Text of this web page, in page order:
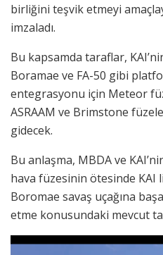
birliğini teşvik etmeyi
imzaladı.
Bu kapsamda taraflar,
Boramae ve FA-50 gibi
entegrasyonu için Meteor
ASRAAM ve Brimstone
gidecek.
Bu anlaşma, MBDA ve
hava füzesinin ötesinde KAI
Boromae savaş uçağına
etme konusundaki mevcut